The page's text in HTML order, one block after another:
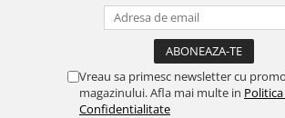
Vreau sa primesc newsletter cu
magazinului. Afla mai multe in
Confidentialitate